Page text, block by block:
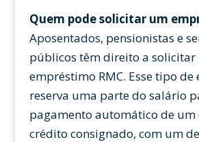
Quem pode solicitar um
Aposentados, pensionistas e
públicos têm direito a solicitar
empréstimo RMC. Esse tipo
reserva uma parte do salário
pagamento automático de um
crédito consignado, com um